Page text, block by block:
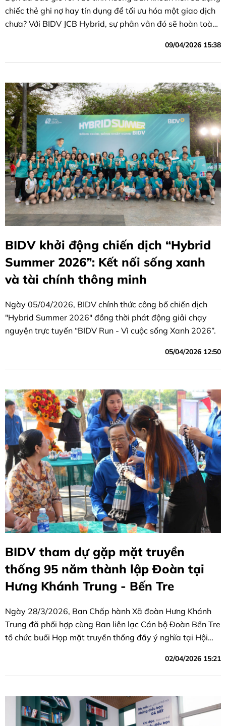
chiếc thẻ ghi nợ hay tín dụng để tối ưu hóa một giao dịch
chưa? Với BIDV JCB Hybrid, sự phân vân đó sẽ hoàn toàn
09/04/2026 15:38
BIDV khởi động chiến dịch “Hybrid
Summer 2026”: Kết nối sống xanh
và tài chính thông minh
Ngày 05/04/2026, BIDV chính thức công bố chiến dịch
"Hybrid Summer 2026" đồng thời phát động giải chạy
nguyện trực tuyến “BIDV Run - Vì cuộc sống Xanh 2026”.
05/04/2026 12:50
BIDV tham dự gặp mặt truyền
thống 95 năm thành lập Đoàn tại
Hưng Khánh Trung - Bến Tre
Ngày 28/3/2026, Ban Chấp hành Xã đoàn Hưng Khánh
Trung đã phối hợp cùng Ban liên lạc Cán bộ Đoàn Bến Tre
tổ chức buổi Họp mặt truyền thống đầy ý nghĩa tại Hội
02/04/2026 15:21